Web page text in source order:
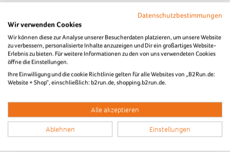
Datenschutzbestimmungen
Wir verwenden Cookies
Wir können diese zur Analyse unserer Besucherdaten platzieren, um unsere Website
zu verbessern, personalisierte Inhalte anzuzeigen und Dir ein großartiges Website-
Erlebnis zu bieten. Für weitere Informationen zu den von uns verwendeten Cookies
öffne die Einstellungen.
Ihre Einwilligung und die cookie Richtlinie gelten für alle Websites von „B2Run.de:
Website + Shop“, einschließlich: b2run.de, shopping.b2run.de.
Alle akzeptieren
Ablehnen Einstellungen